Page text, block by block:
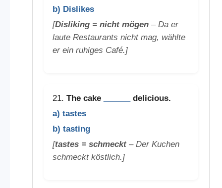
b) Dislikes
[Disliking = nicht mögen– Da er
laute Restaurants nicht mag, wählte
er ein ruhiges Café.]
21. The cake
delicious.
a) tastes
b) tasting
[tastes = schmeckt– Der Kuchen
schmeckt köstlich.]